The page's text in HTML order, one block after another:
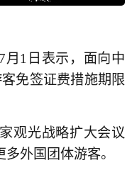
月1日表示，面向中
免签证费措施期限
观光战略扩大会议
外国团体游客。